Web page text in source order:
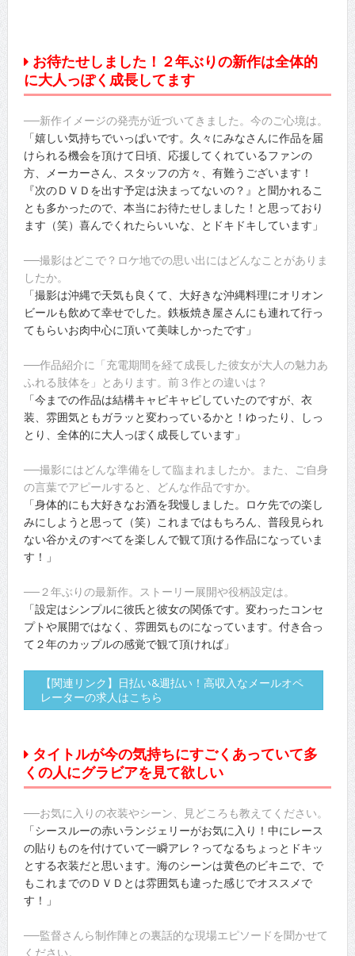
お待たせしました！２年ぶりの新作は全体的
に大人っぽく成長してます
──新作イメージの発売が近づいてきました。今のご心境は。
「嬉しい気持ちでいっぱいです。久々にみなさんに作品を届
けられる機会を頂けて日頃、応援してくれているファンの
方、メーカーさん、スタッフの方々、有難うございます！
『次のＤＶＤを出す予定は決まってないの？』と聞かれるこ
とも多かったので、本当にお待たせしました！と思っており
ます（笑）喜んでくれたらいいな、とドキドキしています」
──撮影はどこで？ロケ地での思い出にはどんなことがありま
したか。
「撮影は沖縄で天気も良くて、大好きな沖縄料理にオリオン
ビールも飲めて幸せでした。鉄板焼き屋さんにも連れて行っ
てもらいお肉中心に頂いて美味しかったです」
──作品紹介に「充電期間を経て成長した彼女が大人の魅力あ
ふれる肢体を」とあります。前３作との違いは？
「今までの作品は結構キャピキャピしていたのですが、衣
装、雰囲気ともガラッと変わっているかと！ゆったり、しっ
とり、全体的に大人っぽく成長しています」
──撮影にはどんな準備をして臨まれましたか。また、ご自身
の言葉でアピールすると、どんな作品ですか。
「身体的にも大好きなお酒を我慢しました。ロケ先での楽し
みにしようと思って（笑）これまではもちろん、普段見られ
ない谷かえのすべてを楽しんで観て頂ける作品になっていま
す！」
──２年ぶりの最新作。ストーリー展開や役柄設定は。
「設定はシンプルに彼氏と彼女の関係です。変わったコンセ
プトや展開ではなく、雰囲気ものになっています。付き合っ
て２年のカップルの感覚で観て頂ければ」
【関連リンク】日払い&週払い！高収入なメールオペ
レーターの求人はこちら
タイトルが今の気持ちにすごくあっていて多
くの人にグラビアを見て欲しい
──お気に入りの衣装やシーン、見どころも教えてください。
「シースルーの赤いランジェリーがお気に入り！中にレース
の貼りものを付けていて一瞬アレ？ってなるちょっとドキッ
とする衣装だと思います。海のシーンは黄色のビキニで、で
もこれまでのＤＶＤとは雰囲気も違った感じでオススメで
す！」
──監督さんら制作陣との裏話的な現場エピソードを聞かせて
ください。